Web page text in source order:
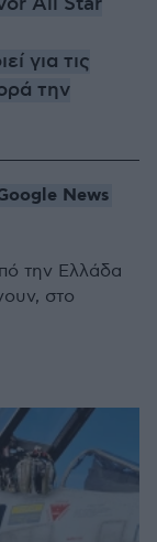
για τις
την
News
την Ελλάδα
στο